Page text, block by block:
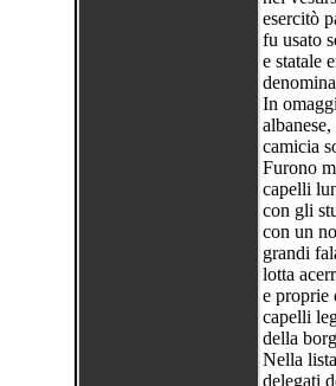
esercitò
fu usato
e statale
In
camicia
Furono
capelli
con gli
con un
grandi
lotta
e proprie
capelli
della
Nella
delegati